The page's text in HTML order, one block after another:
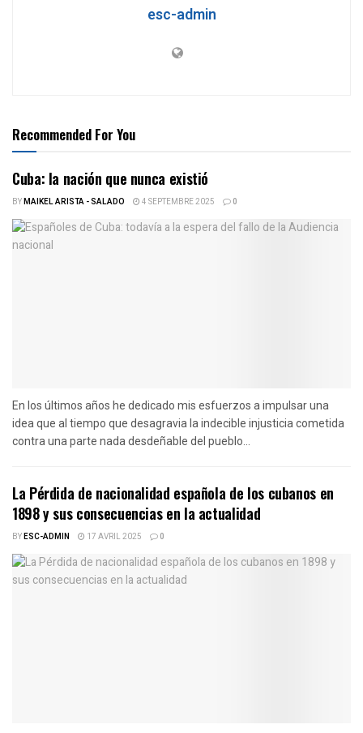
esc-admin
Recommended For You
Cuba: la nación que nunca existió
BYMAIKEL ARISTA - SALADO 4 SEPTEMBRE 2025 0
En los últimos años he dedicado mis esfuerzos a impulsar una
idea que al tiempo que desagravia la indecible injusticia cometida
contra una parte nada desdeñable del pueblo...
La Pérdida de nacionalidad española de los cubanos en
1898 y sus consecuencias en la actualidad
BYESC-ADMIN 17 AVRIL 2025 0